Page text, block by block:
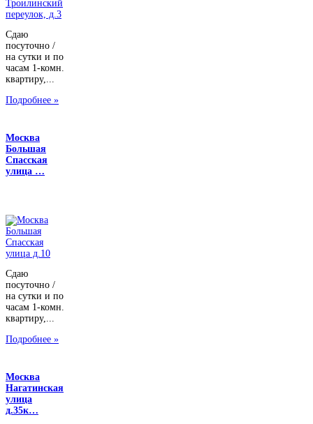
Сдаю
посуточно /
на сутки и по
часам 1-комн.
квартиру,...
Подробнее »
Москва
Большая
Спасская
улица …
Сдаю
посуточно /
на сутки и по
часам 1-комн.
квартиру,...
Подробнее »
Москва
Нагатинская
улица
д.35к…